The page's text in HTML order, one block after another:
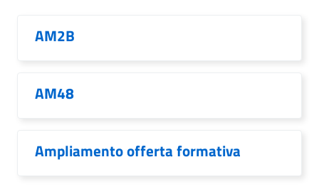
AM2B
AM48
Ampliamento offerta formativa